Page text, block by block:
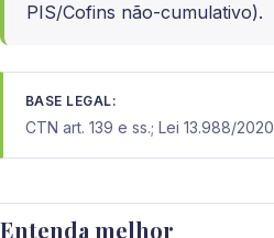
PIS/Cofins não-cumulativo).
BASE LEGAL:
CTN art. 139 e ss.; Lei 13.988/2020
Entenda melhor